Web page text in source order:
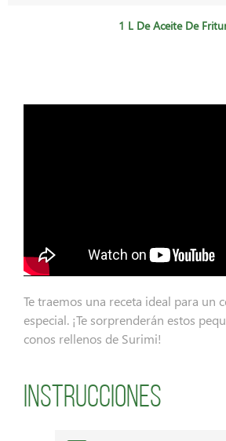
1 L De Aceite De
Te traemos una receta ideal para un
especial. ¡Te sorprenderán estos
conos rellenos de Surimi!
Instrucciones